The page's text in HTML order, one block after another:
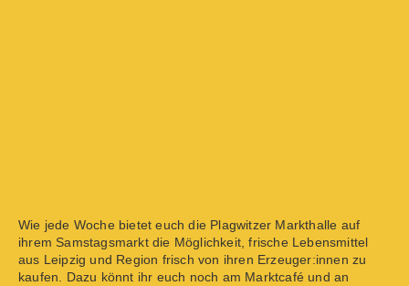
Wie jede Woche bietet euch die Plagwitzer Markthalle auf
ihrem Samstagsmarkt die Möglichkeit, frische Lebensmittel
aus Leipzig und Region frisch von ihren Erzeuger:innen zu
kaufen. Dazu könnt ihr euch noch am Marktcafé und an